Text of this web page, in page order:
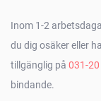
Inom 1-2
du dig osäker eller
tillgänglig på 031-20
bindande.